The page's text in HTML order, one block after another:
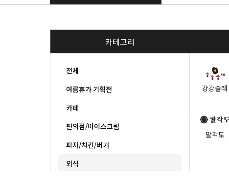
카테고리
전체
여름휴가 기획전
카페
편의점/아이스크림
피자/치킨/버거
외식
강강술래
팔각도